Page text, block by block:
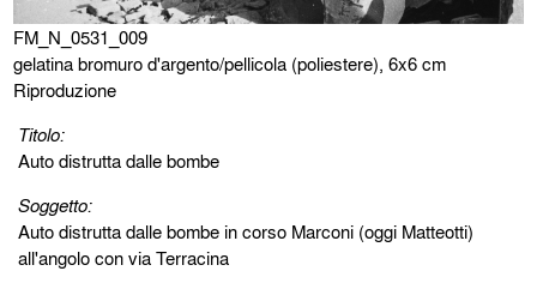
FM_N_0531_009
gelatina bromuro d'argento/pellicola (poliestere), 6x6 cm
Riproduzione
Titolo:
Auto distrutta dalle bombe
Soggetto:
Auto distrutta dalle bombe in corso Marconi (oggi Matteotti)
all'angolo con via Terracina